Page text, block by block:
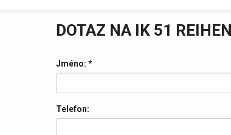
DOTAZ NA IK 51
Jméno: *
Telefon: